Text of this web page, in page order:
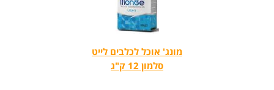
מונג' אוכל לכלבים לייט
סלמון 12 ק"ג